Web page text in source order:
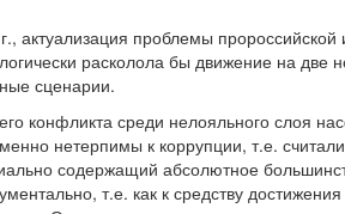
актуализация проблемы пророссийской
расколола бы движение на две
сценарии.
конфликта среди нелояльного слоя
нетерпимы к коррупции, т.е.
содержащий абсолютное
т.е. как к средству